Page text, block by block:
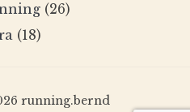
(26)
(18)
running.bernd